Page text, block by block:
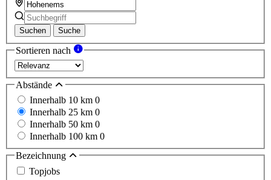
Suchen Suche
Sortieren nach
Abstände
Innerhalb 10 km 0
Innerhalb 25 km 0
Innerhalb 50 km 0
Innerhalb 100 km 0
Bezeichnung
Topjobs